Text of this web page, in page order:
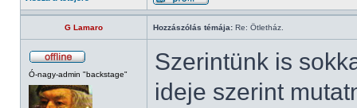
G Lamaro Hozzászólás témája: Re: Ötletház.
Ó-nagy-admin "backstage"
Szerintünk is
ideje szerint